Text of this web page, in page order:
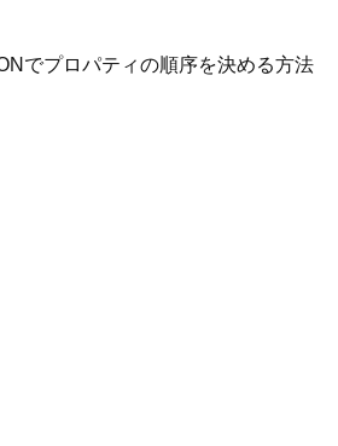
でプロパティの順序を決める方法